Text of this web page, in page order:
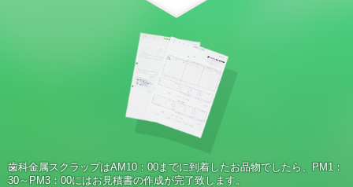
歯科金属スクラップはAM10：00までに到着したお品物でしたら、PM1：
30～PM3：00にはお見積書の作成が完了致します。